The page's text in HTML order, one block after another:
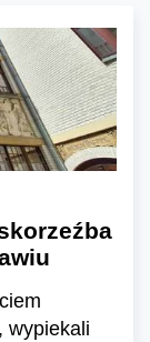
wypiekali